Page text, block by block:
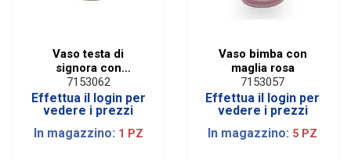
Vaso testa di
signora con
orecchini H 21 cm
7153062
Effettua il login per
vedere i prezzi
In magazzino: 1 PZ
Vaso bimba con
maglia rosa
7153057
Effettua il login per
vedere i prezzi
In magazzino: 5 PZ